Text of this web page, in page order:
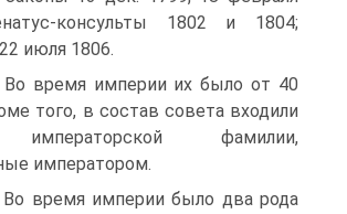
консульты 1802 и 1804;
июля 1806.
Во время империи их было от 40
того, в состав совета входили
фамилии,
императором.
Во время империи было два рода